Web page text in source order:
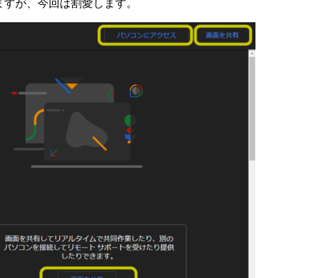
が、今回は割愛します。